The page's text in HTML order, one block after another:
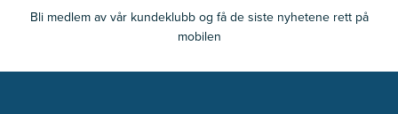
Bli medlem av vår kundeklubb og få de siste nyhetene rett på
mobilen